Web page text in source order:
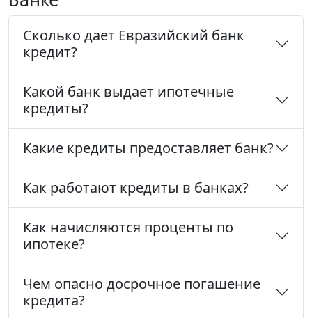
Сколько дает Евразийский банк
кредит?
Какой банк выдает ипотечные
кредиты?
Какие кредиты предоставляет банк?
Как работают кредиты в банках?
Как начисляются проценты по
ипотеке?
Чем опасно досрочное погашение
кредита?